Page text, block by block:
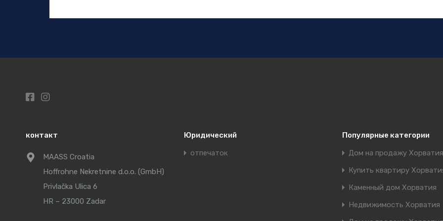
контакт
MAASS Croatia
Hoffrohne Nekretnine d.o.o. (GmbH)
Privlačka Ulica 6
HR – 23000 Zadar
Юридический
отпечаток
Популярные категории
Дом на продажу Хорватия
Купить квартиру
Каменный дом Хорватия
Недвижимость Хорватия